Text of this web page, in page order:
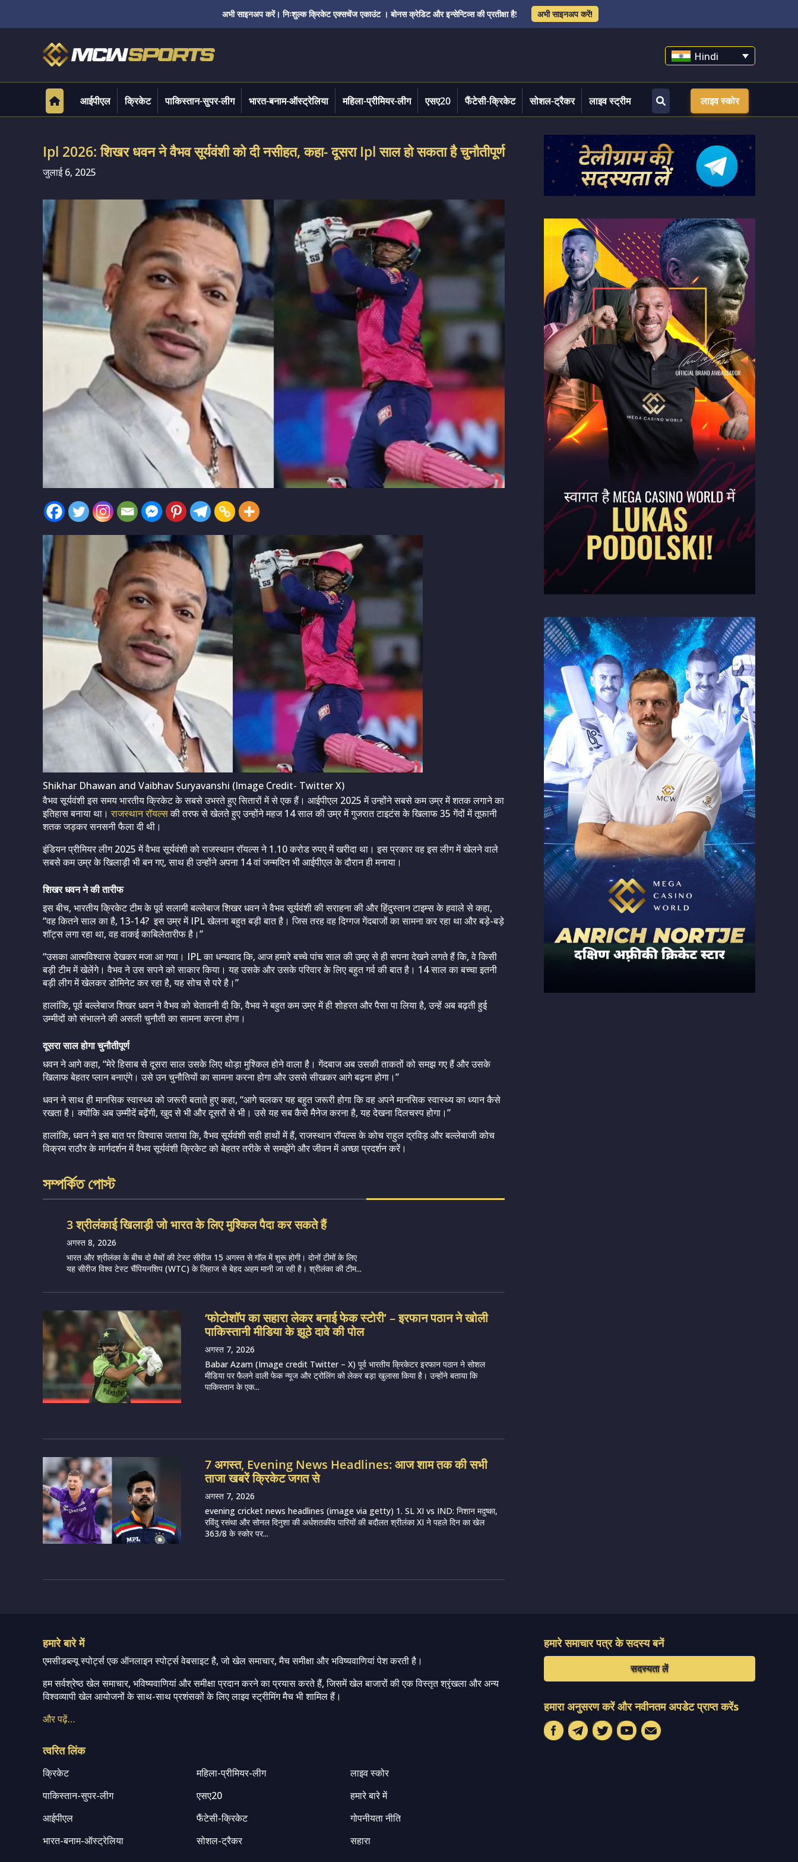
अभी साइनअप करें। निःशुल्क क्रिकेट एक्सचेंज एकाउंट । बोनस क्रेडिट और इन्सेन्टिव्स की प्रतीक्षा है! अभी साइनअप करें!
Hindi
आईपीएल क्रिकेट पाकिस्तान-सुपर-लीग भारत-बनाम-ऑस्ट्रेलिया महिला-प्रीमियर-लीग एसए20 फैंटेसी-क्रिकेट सोशल-ट्रैकर लाइव स्ट्रीम लाइव स्कोर
Ipl 2026: शिखर धवन ने वैभव सूर्यवंशी को दी नसीहत, कहा- दूसरा Ipl साल हो सकता है चुनौतीपूर्ण
जुलाई 6, 2025
Shikhar Dhawan and Vaibhav Suryavanshi (Image Credit- Twitter X)
वैभव सूर्यवंशी इस समय भारतीय क्रिकेट के सबसे उभरते हुए सितारों में से एक हैं। आईपीएल 2025 में उन्होंने सबसे कम उम्र में शतक लगाने का
इतिहास बनाया था।राजस्थान रॉयल्सकी तरफ से खेलते हुए उन्होंने महज 14 साल की उम्र में गुजरात टाइटंस के खिलाफ 35 गेंदों में तूफानी
शतक जड़कर सनसनी फैला दी थी।
इंडियन प्रीमियर लीग 2025 में वैभव सूर्यवंशी को राजस्थान रॉयल्स ने 1.10 करोड रुपए में खरीदा था। इस प्रकार वह इस लीग में खेलने वाले
सबसे कम उम्र के खिलाड़ी भी बन गए, साथ ही उन्होंने अपना 14 वां जन्मदिन भी आईपीएल के दौरान ही मनाया।
शिखर धवन ने की तारीफ
इस बीच, भारतीय क्रिकेट टीम के पूर्व सलामी बल्लेबाज शिखर धवन ने वैभव सूर्यवंशी की सराहना की और हिंदुस्तान टाइम्स के हवाले से कहा,
“वह कितने साल का है, 13-14? इस उम्र में IPL खेलना बहुत बड़ी बात है। जिस तरह वह दिग्गज गेंदबाजों का सामना कर रहा था और बड़े-बड़े
शॉट्स लगा रहा था, वह वाकई काबिलेतारीफ है।”
“उसका आत्मविश्वास देखकर मजा आ गया। IPL का धन्यवाद कि, आज हमारे बच्चे पांच साल की उम्र से ही सपना देखने लगते हैं कि, वे किसी
बड़ी टीम में खेलेंगे। वैभव ने उस सपने को साकार किया। यह उसके और उसके परिवार के लिए बहुत गर्व की बात है। 14 साल का बच्चा इतनी
बड़ी लीग में खेलकर डोमिनेट कर रहा है, यह सोच से परे है।”
हालांकि, पूर्व बल्लेबाज शिखर धवन ने वैभव को चेतावनी दी कि, वैभव ने बहुत कम उम्र में ही शोहरत और पैसा पा लिया है, उन्हें अब बढ़ती हुई
उम्मीदों को संभालने की असली चुनौती का सामना करना होगा।
दूसरा साल होगा चुनौतीपूर्ण
धवन ने आगे कहा, “मेरे हिसाब से दूसरा साल उसके लिए थोड़ा मुश्किल होने वाला है। गेंदबाज अब उसकी ताकतों को समझ गए हैं और उसके
खिलाफ बेहतर प्लान बनाएंगे। उसे उन चुनौतियों का सामना करना होगा और उससे सीखकर आगे बढ़ना होगा।”
धवन ने साथ ही मानसिक स्वास्थ्य को जरूरी बताते हुए कहा, “आगे चलकर यह बहुत जरूरी होगा कि वह अपने मानसिक स्वास्थ्य का ध्यान कैसे
रखता है। क्योंकि अब उम्मीदें बढ़ेंगी, खुद से भी और दूसरों से भी। उसे यह सब कैसे मैनेज करना है, यह देखना दिलचस्प होगा।”
हालांकि, धवन ने इस बात पर विश्वास जताया कि, वैभव सूर्यवंशी सही हाथों में हैं, राजस्थान रॉयल्स के कोच राहुल द्रविड़ और बल्लेबाजी कोच
विक्रम राठौर के मार्गदर्शन में वैभव सूर्यवंशी क्रिकेट को बेहतर तरीके से समझेंगे और जीवन में अच्छा प्रदर्शन करें।
সম্পর্কিত পোস্ট
3 श्रीलंकाई खिलाड़ी जो भारत के लिए मुश्किल पैदा कर सकते हैं
अगस्त 8, 2026
भारत और श्रीलंका के बीच दो मैचों की टेस्ट सीरीज 15 अगस्त से गॉल में शुरू होगी। दोनों टीमों के लिए
यह सीरीज विश्व टेस्ट चैंपियनशिप (WTC) के लिहाज से बेहद अहम मानी जा रही है। श्रीलंका की टीम...
‘फोटोशॉप का सहारा लेकर बनाई फेक स्टोरी’ – इरफान पठान ने खोली
पाकिस्तानी मीडिया के झूठे दावे की पोल
अगस्त 7, 2026
Babar Azam (Image credit Twitter – X) पूर्व भारतीय क्रिकेटर इरफान पठान ने सोशल
मीडिया पर फैलने वाली फेक न्यूज और ट्रोलिंग को लेकर बड़ा खुलासा किया है। उन्होंने बताया कि
पाकिस्तान के एक...
7 अगस्त, Evening News Headlines: आज शाम तक की सभी
ताजा खबरें क्रिकेट जगत से
अगस्त 7, 2026
evening cricket news headlines (image via getty) 1. SL XI vs IND: निशान मदुष्का,
रविंदु रसंथा और सोनल दिनुशा की अर्धशतकीय पारियों की बदौलत श्रीलंका XI ने पहले दिन का खेल
363/8 के स्कोर पर...
हमारे बारे में
एमसीडब्ल्यू स्पोर्ट्स एक ऑनलाइन स्पोर्ट्स वेबसाइट है, जो खेल समाचार, मैच समीक्षा और भविष्यवाणियां पेश करती है।
हम सर्वश्रेष्ठ खेल समाचार, भविष्यवाणियां और समीक्षा प्रदान करने का प्रयास करते हैं, जिसमें खेल बाजारों की एक विस्तृत श्रृंखला और अन्य
विश्वव्यापी खेल आयोजनों के साथ-साथ प्रशंसकों के लिए लाइव स्ट्रीमिंग मैच भी शामिल हैं।
और पढ़ें…
त्वरित लिंक
क्रिकेट महिला-प्रीमियर-लीग
लाइव स्कोर
पाकिस्तान-सुपर-लीग
एसए20
हमारे बारे में
आईपीएल
फैंटेसी-क्रिकेट
गोपनीयता नीति
भारत-बनाम-ऑस्ट्रेलिया
सोशल-ट्रैकर सहारा
हमारे समाचार पत्र के सदस्य बनें
सदस्यता लें
हमारा अनुसरण करें और नवीनतम अपडेट प्राप्त करेंs